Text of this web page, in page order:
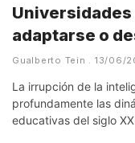
Universidades
adaptarse o
Gualberto Tein 13/06/
La irrupción de la
profundamente las
educativas del siglo